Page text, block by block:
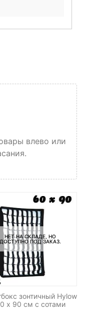
влево или
НЕТ НА СКЛАДЕ, НО
ДОСТУПНО ПОД ЗАКАЗ.
зонтичный Hylow
х 90 см с сотами